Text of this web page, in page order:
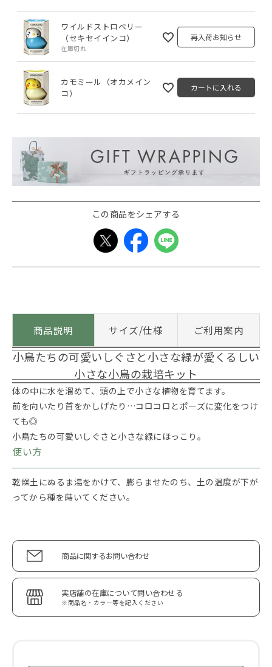
ワイルドストロベリー
（セキセイインコ）
在庫切れ
再入荷お知らせ
カモミール（オカメイン
コ）
カートに入れる
この商品をシェアする
商品説明 サイズ/仕様 ご利用案内
小鳥たちの可愛いしぐさと小さな緑が愛くるしい
小さな小鳥の栽培キット
体の中に水を溜めて、頭の上で小さな植物を育てます。
前を向いたり首をかしげたり…コロコロとポーズに変化をつけ
ても◎
小鳥たちの可愛いしぐさと小さな緑にほっこり。
使い方
乾燥土にぬるま湯をかけて、膨らませたのち、土の温度が下が
ってから種を蒔いてください。
商品に関するお問い合わせ
実店舗の在庫について問い合わせる
※商品名・カラー等を記入ください